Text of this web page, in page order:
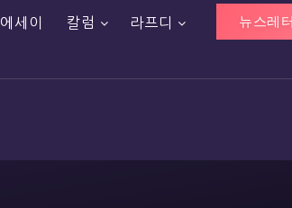
에세이 칼럼 라프디 뉴스레